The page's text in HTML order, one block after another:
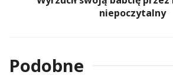
niepoczytalny
Podobne